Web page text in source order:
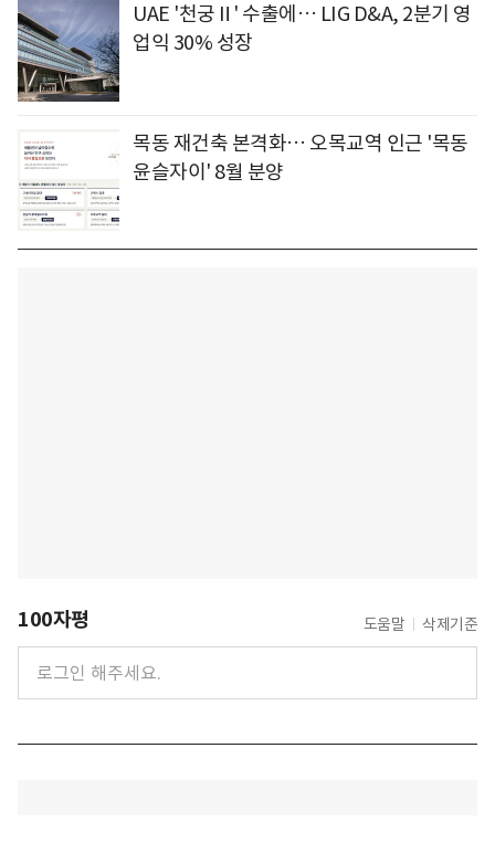
UAE '천궁Ⅱ' 수출에… LIG D&A, 2분기 영
업익 30% 성장
목동 재건축 본격화… 오목교역 인근 '목동
윤슬자이' 8월 분양
100자평 도움말 삭제기준